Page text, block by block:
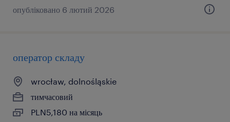
опубліковано 6 лютий 2026
оператор складу
wrocław, dolnośląskie
тимчасовий
PLN5,180 на місяць